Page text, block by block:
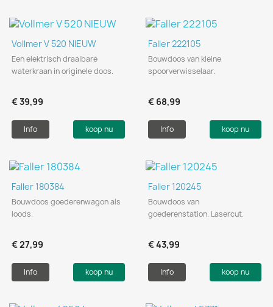
Vollmer V 520 NIEUW
Een elektrisch draaibare
waterkraan in originele doos.
€ 39,99
Info koop nu
Faller 222105
Bouwdoos van kleine
spoorverwisselaar.
€ 68,99
Info koop nu
Faller 180384
Bouwdoos goederenwagon als
loods.
€ 27,99
Info koop nu
Faller 120245
Bouwdoos van
goederenstation. Lasercut.
€ 43,99
Info koop nu